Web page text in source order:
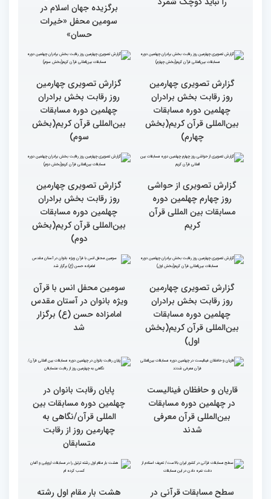
گزارش تصویری سومین
جزئیات پنجمین روز رقابت
بخش برادران مسابقات
بین‌المللی قرآن کریم
نقش زن در مقاومت اسلامی
را نباید کوچک شمرد
تجلیل از بانوان قرآنی
برگزیده جهان اسلام در
سومین محفل «خیرات
حسان»
روز رقابت بخش برادران
چهلمین دوره مسابقات
بین‌المللی قرآن کریم(بخش
چهارم)
روز رقابت بخش برادران
چهلمین دوره مسابقات
بین‌المللی قرآن کریم(بخش
سوم)
روز چهارم چهلمین دوره
مسابقات بین المللی قرآن
کریم
روز رقابت بخش برادران
چهلمین دوره مسابقات
بین‌المللی قرآن کریم(بخش
دوم)
روز رقابت بخش برادران
چهلمین دوره مسابقات
بین‌المللی قرآن کریم(بخش
اول)
ویژه بانوان در آستان مقدس
امامزاده حسن (ع) برگزار
شد
در چهلمین دوره مسابقات
چهلمین دوره مسابقات بین